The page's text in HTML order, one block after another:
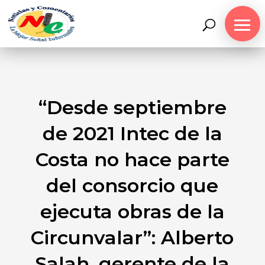
“Desde septiembre
de 2021 Intec de la
Costa no hace parte
del consorcio que
ejecuta obras de la
Circunvalar”: Alberto